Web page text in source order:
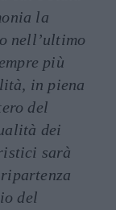
la
nell’ultimo
più
in piena
del
dei
sarà
del